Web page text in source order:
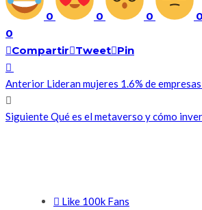
0 0 0 0
0
Compartir Tweet Pin
Anterior Lideran mujeres 1.6% de
SiguienteQué es el metaverso y cómo
Like 100k Fans